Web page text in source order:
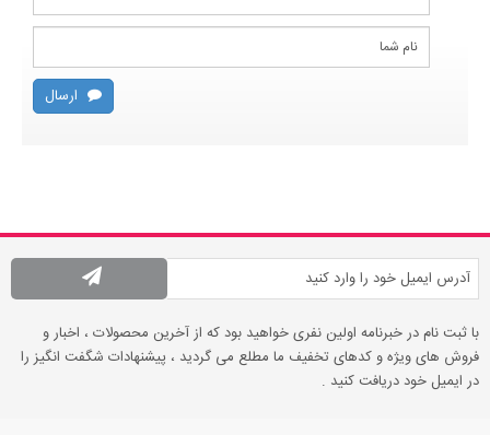
ارسال
با ثبت نام در خبرنامه اولین نفری خواهید بود که از آخرین محصولات ، اخبار و
فروش های ویژه و کدهای تخفیف ما مطلع می گردید ، پیشنهادات شگفت انگیز را
در ایمیل خود دریافت کنید .